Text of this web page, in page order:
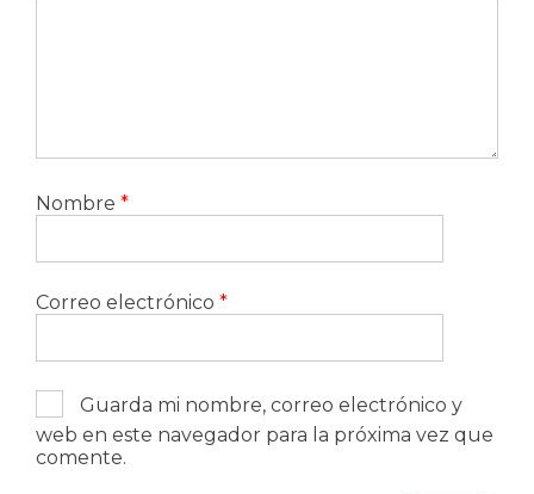
Nombre *
Correo electrónico *
Guarda mi nombre, correo electrónico y
web en este navegador para la próxima vez que
comente.